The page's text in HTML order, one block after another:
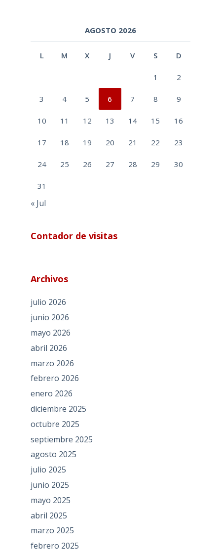
AGOSTO 2026
L M X J V S D
1 2
3 4 5 6 7 8 9
10 11 12 13 14 15 16
17 18 19 20 21 22 23
24 25 26 27 28 29 30
31
« Jul
Contador de visitas
Archivos
julio 2026
junio 2026
mayo 2026
abril 2026
marzo 2026
febrero 2026
enero 2026
diciembre 2025
octubre 2025
septiembre 2025
agosto 2025
julio 2025
junio 2025
mayo 2025
abril 2025
marzo 2025
febrero 2025